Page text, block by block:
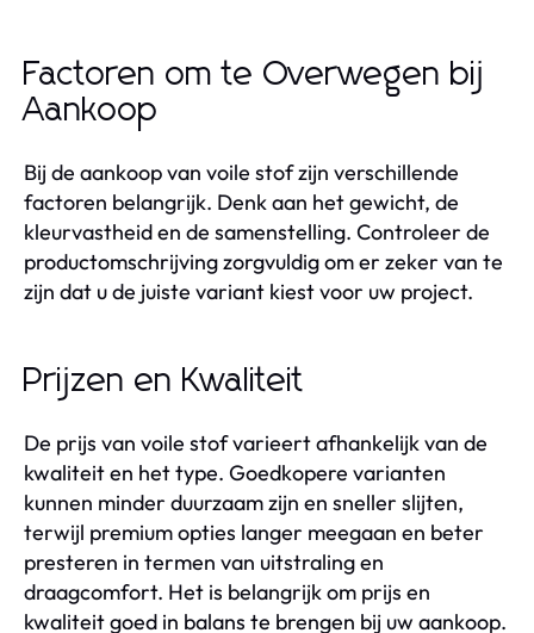
Factoren om te Overwegen bij
Aankoop
Bij de aankoop van voile stof zijn verschillende
factoren belangrijk. Denk aan het gewicht, de
kleurvastheid en de samenstelling. Controleer de
productomschrijving zorgvuldig om er zeker van te
zijn dat u de juiste variant kiest voor uw project.
Prijzen en Kwaliteit
De prijs van voile stof varieert afhankelijk van de
kwaliteit en het type. Goedkopere varianten
kunnen minder duurzaam zijn en sneller slijten,
terwijl premium opties langer meegaan en beter
presteren in termen van uitstraling en
draagcomfort. Het is belangrijk om prijs en
kwaliteit goed in balans te brengen bij uw aankoop.